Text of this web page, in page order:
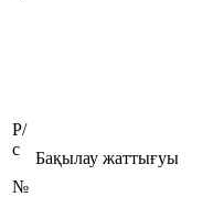
Р/
с
№
Бақылау жаттығуы